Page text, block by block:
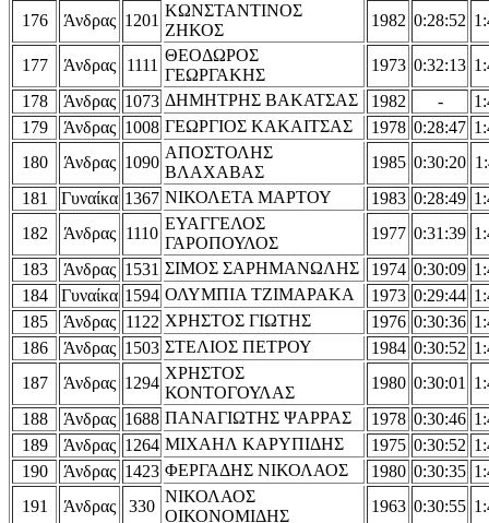
176 Άνδρας 1201
ΚΩΝΣΤΑΝΤΙΝΟΣ
ΖΗΚΟΣ
1982 0:28:52
177 Άνδρας 1111
ΘΕΟΔΩΡΟΣ
ΓΕΩΡΓΑΚΗΣ
1973 0:32:13
178
Άνδρας 1073 ΔΗΜΗΤΡΗΣ ΒΑΚΑΤΣΑΣ 1982 -
179
Άνδρας 1008 ΓΕΩΡΓΙΟΣ ΚΑΚΑΙΤΣΑΣ 1978 0:28:47
180
Άνδρας 1090
ΑΠΟΣΤΟΛΗΣ
ΒΛΑΧΑΒΑΣ
1985 0:30:20
181
Γυναίκα 1367 ΝΙΚΟΛΕΤΑ ΜΑΡΤΟΥ 1983 0:28:49
182
Άνδρας 1110
EYAΓΓΕΛΟΣ
ΓΑΡΟΠΟΥΛΟΣ
1977 0:31:39
183
Άνδρας 1531 ΣΙΜΟΣ ΣΑΡΗΜΑΝΩΛΗΣ 1974 0:30:09
184
Γυναίκα 1594 ΟΛΥΜΠΙΑ ΤΖΙΜΑΡΑΚΑ 1973 0:29:44
185
Άνδρας 1122 ΧΡΗΣΤΟΣ ΓΙΩΤΗΣ 1976 0:30:36
186
Άνδρας 1503 ΣΤΕΛΙΟΣ ΠΕΤΡΟΥ 1984 0:30:52
187
Άνδρας 1294
ΧΡΗΣΤΟΣ
ΚΟΝΤΟΓΟΥΛΑΣ
1980 0:30:01
188
Άνδρας 1688 ΠΑΝΑΓΙΩΤΗΣ ΨΑΡΡΑΣ 1978 0:30:46
189
Άνδρας 1264 ΜΙΧΑΗΛ ΚΑΡΥΠΙΔΗΣ 1975 0:30:52
190
Άνδρας 1423 ΦΕΡΓΑΔΗΣ ΝΙΚΟΛΑΟΣ 1980 0:30:35
191
Άνδρας 330
ΝΙΚΟΛΑΟΣ
ΟΙΚΟΝΟΜΙΔΗΣ
1963 0:30:55